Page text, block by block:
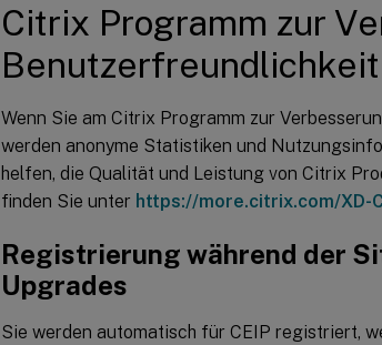
Citrix Programm zur
Benutzerfreundlichkeit
Wenn Sie am Citrix Programm zur
werden anonyme Statistiken und
helfen, die Qualität und Leistung von Citrix
finden Sie unter https://more.citrix.com/XD-
Registrierung während der
Upgrades
Sie werden automatisch für CEIP registriert,